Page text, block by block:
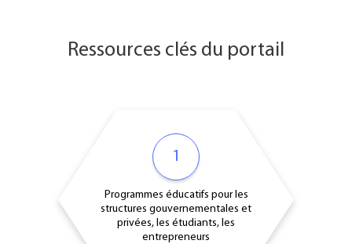
Ressources clés du portail
1
Programmes éducatifs pour les
structures gouvernementales et
privées, les étudiants, les
entrepreneurs